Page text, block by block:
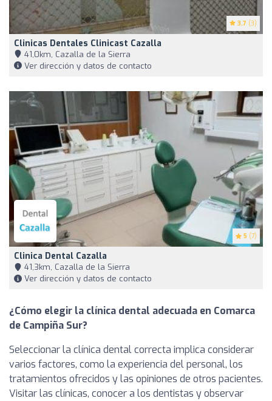
3.7 (3)
Clinicas Dentales Clinicast Cazalla
41,0km, Cazalla de la Sierra
Ver dirección y datos de contacto
5 (7)
Clinica Dental Cazalla
41,3km, Cazalla de la Sierra
Ver dirección y datos de contacto
¿Cómo elegir la clínica dental adecuada en Comarca
de Campiña Sur?
Seleccionar la clínica dental correcta implica considerar
varios factores, como la experiencia del personal, los
tratamientos ofrecidos y las opiniones de otros pacientes.
Visitar las clínicas, conocer a los dentistas y observar